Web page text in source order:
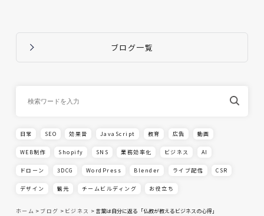
ブログ一覧
日常 SEO 効果音 JavaScript 教育 広告 動画
WEB制作 Shopify SNS 業務効率化 ビジネス AI
ドローン 3DCG WordPress Blender ライブ配信 CSR
デザイン 観光 チームビルディング お役立ち
ホーム > ブログ > ビジネス > 言葉は自分に返る「仏教が教えるビジネスの心得」